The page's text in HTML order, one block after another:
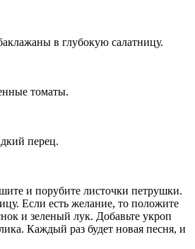
в глубокую салатницу.
томаты.
перец.
и порубите листочки петрушки.
Если есть желание, то положите
и зеленый лук. Добавьте укроп
Каждый раз будет новая песня, и